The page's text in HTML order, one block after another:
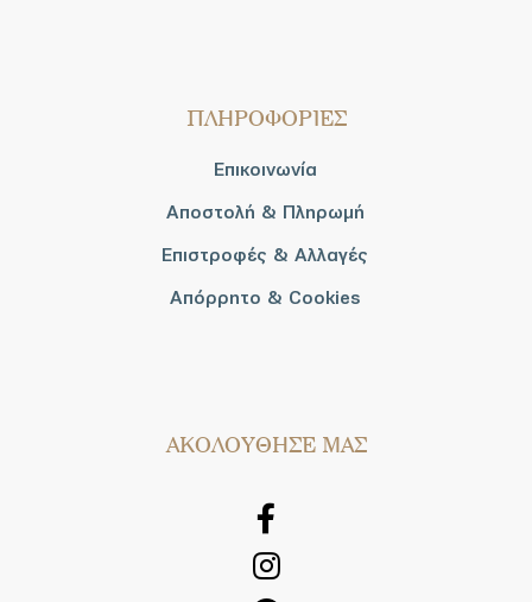
ΠΛΗΡΟΦΟΡΙΕΣ
Επικοινωνία
Αποστολή & Πληρωμή
Επιστροφές & Αλλαγές
Απόρρητο & Cookies
AΚΟΛΟΥΘΗΣΕ ΜΑΣ